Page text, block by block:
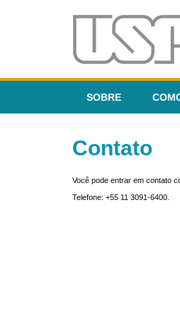
SOBRE
Contato
Você pode entrar em contato
Telefone: +55 11 3091-6400.